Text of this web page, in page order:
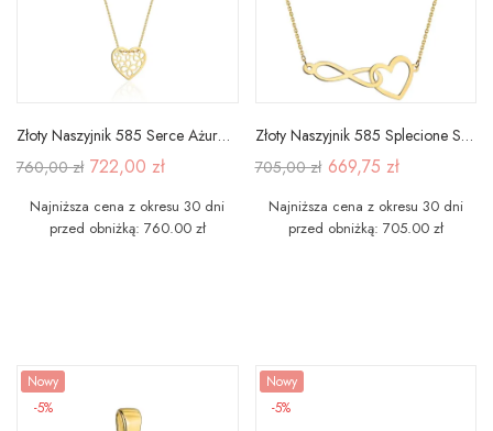
Złoty Naszyjnik 585 Serce Ażurowe i Nieskończoność
760,00 zł 722,00 zł
Najniższa cena z okresu 30 dni
przed obniżką: 760.00 zł
Złoty Naszyjnik 585 Splecione Serce Nieskończoność
705,00 zł 669,75 zł
Najniższa cena z okresu 30 dni
przed obniżką: 705.00 zł
Nowy
-5%
Nowy
-5%